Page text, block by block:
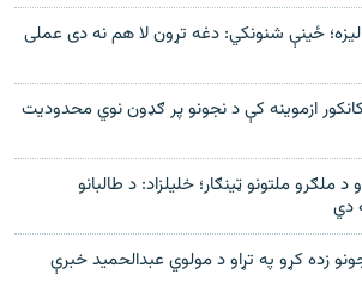
ځینې شنونکي: دغه تړون لا هم نه دی عملی
ازموینه کې د نجونو پر ګډون نوي محدودیت
ملګرو ملتونو ټینګار؛ خلیلزاد: د طالبانو
دي
زده کړو په تړاو د مولوي عبدالحمید خبرې